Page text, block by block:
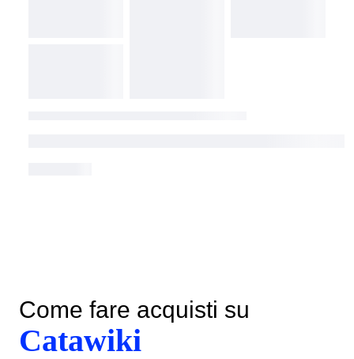
Come fare acquisti su
Catawiki